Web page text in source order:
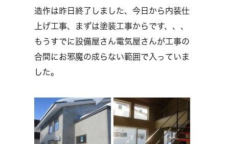
造作は昨日終了しました、今日から内装仕
上げ工事、まずは塗装工事からです、、、
もうすでに設備屋さん電気屋さんが工事の
合間にお邪魔の成らない範囲で入っていま
した。